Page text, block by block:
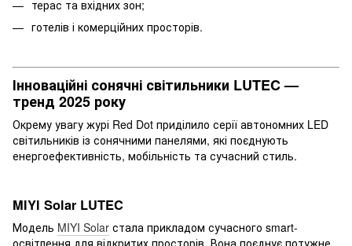
терас та вхідних зон;
готелів і комерційних просторів.
Інноваційні сонячні світильники LUTEC —
тренд 2025 року
Окрему увагу журі Red Dot приділило серії автономних LED
світильників із сонячними панелями, які поєднують
енергоефективність, мобільність та сучасний стиль.
MIYI Solar LUTEC
Модель MIYI Solar стала прикладом сучасного smart-
освітлення для відкритих просторів. Вона поєднує потужне